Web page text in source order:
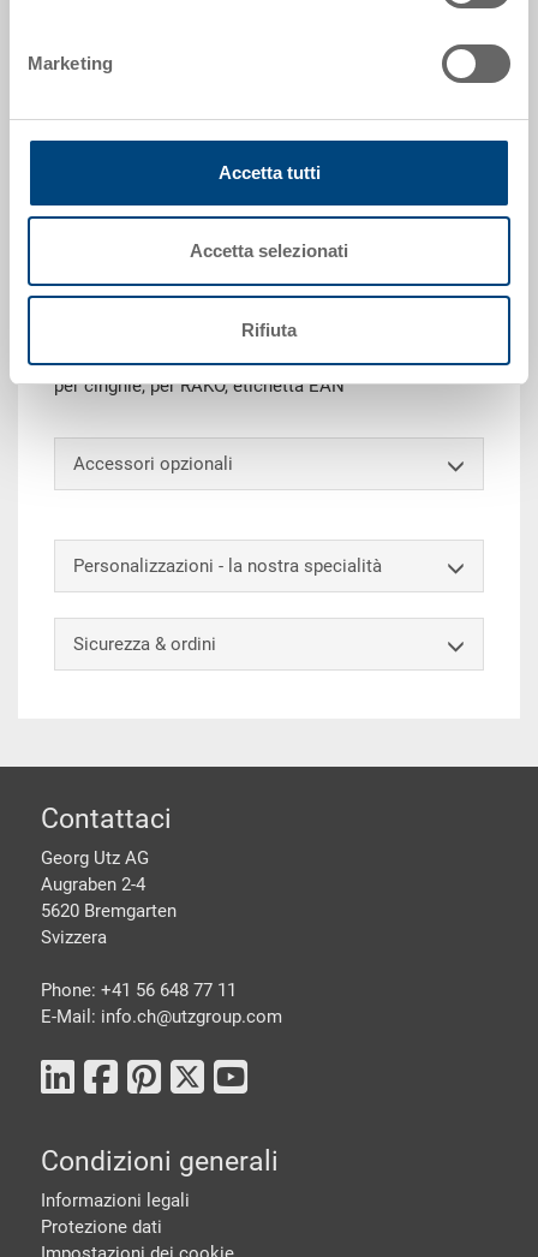
Marketing
Accetta tutti
Accetta selezionati
Rifiuta
|
Coperchio con cerniere, PP, rosso traffico, esterno
600x400x28 mm, con chiusure a scatto, con 6 guide
per cinghie, per RAKO, etichetta EAN
Accessori opzionali
Personalizzazioni - la nostra specialità
Sicurezza & ordini
piè di pagine
Contattaci
Georg Utz AG
Augraben 2-4
5620 Bremgarten
Svizzera
Phone: +41 56 648 77 11
E-Mail: info.ch@utzgroup.com
Condizioni generali
Informazioni legali
Protezione dati